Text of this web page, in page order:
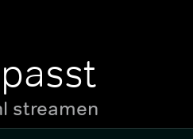
streamen